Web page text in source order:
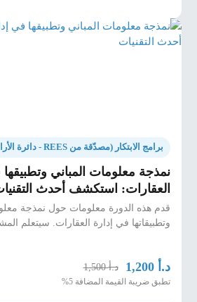
برامج الابتكار (مصدّقة من REES - دائرة الأراضي والأملاك دبي)
نمذجة معلومات المباني
العقارات: استكشف أحدث
قدم هذه الدورة معلومات حول نمذجة
وتطبيقاتها في إدارة العقارات. سيتعلم
د.أ 1,200 د.أ1,500
تطبق ضريبة القيمة المضافة 5%